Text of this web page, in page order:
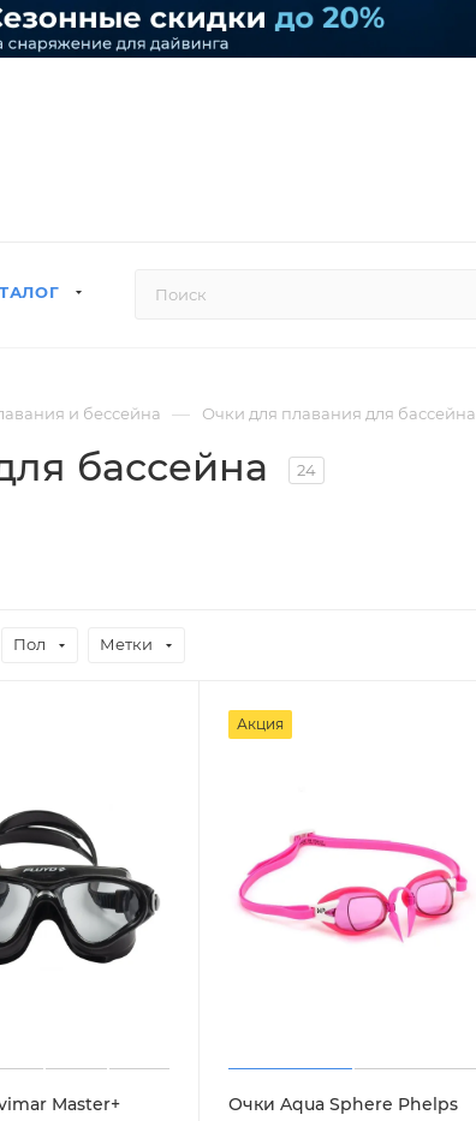
и бессейна — Очки для плавания для бассейна
бассейна 24
Пол Метки
Master+
Акция
Очки Aqua Sphere Phelps